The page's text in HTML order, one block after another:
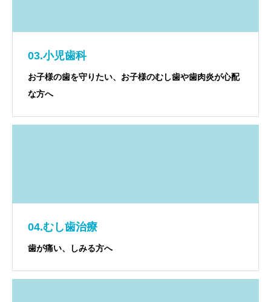
03.小児歯科
お子様の歯を守りたい、お子様のむし歯や歯肉炎が心配
な方へ
04.むし歯治療
歯が痛い、しみる方へ